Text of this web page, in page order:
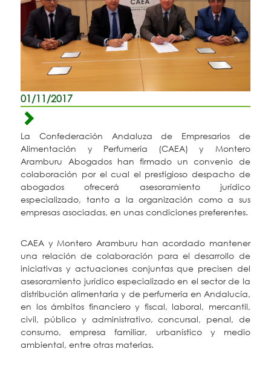
01/11/2017
La Confederación Andaluza de Empresarios de
Alimentación y Perfumería (CAEA) y Montero
Aramburu Abogados han firmado un convenio de
colaboración por el cual el prestigioso despacho de
abogados ofrecerá asesoramiento jurídico
especializado, tanto a la organización como a sus
empresas asociadas, en unas condiciones preferentes.
CAEA y Montero Aramburu han acordado mantener
una relación de colaboración para el desarrollo de
iniciativas y actuaciones conjuntas que precisen del
asesoramiento jurídico especializado en el sector de la
distribución alimentaria y de perfumería en Andalucía,
en los ámbitos financiero y fiscal, laboral, mercantil,
civil, público y administrativo, concursal, penal, de
consumo, empresa familiar, urbanístico y medio
ambiental, entre otras materias.